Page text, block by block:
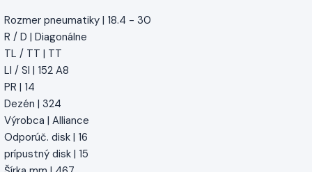
Rozmer pneumatiky | 18.4 - 30
R / D | Diagonálne
TL / TT | TT
LI / SI | 152 A8
PR | 14
Dezén | 324
Výrobca | Alliance
Odporúč. disk | 16
prípustný disk | 15